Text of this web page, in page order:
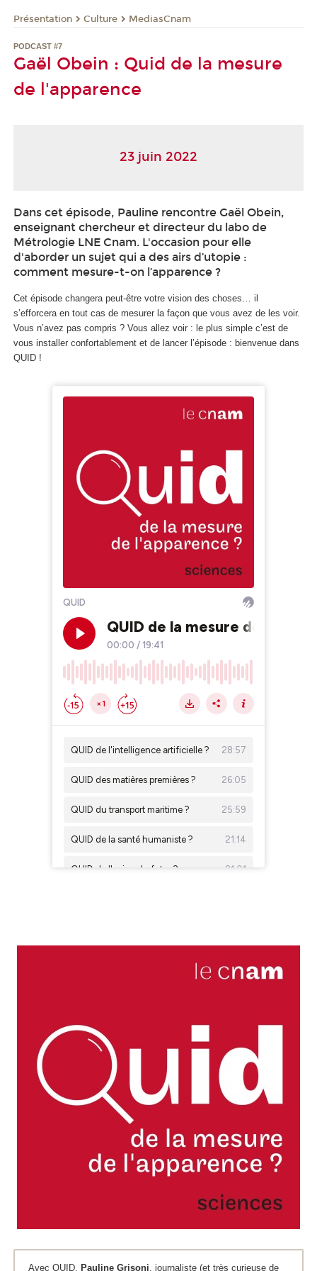
Présentation Culture MediasCnam
PODCAST #7
Gaël Obein : Quid de la mesure
de l'apparence
23 juin 2022
Dans cet épisode, Pauline rencontre Gaël Obein,
enseignant chercheur et directeur du labo de
Métrologie LNE Cnam. L'occasion pour elle
d'aborder un sujet qui a des airs d’utopie :
comment mesure-t-on l’apparence ?
Cet épisode changera peut-être votre vision des choses… il
s’efforcera en tout cas de mesurer la façon que vous avez de les voir.
Vous n’avez pas compris ? Vous allez voir : le plus simple c’est de
vous installer confortablement et de lancer l’épisode : bienvenue dans
QUID !
Avec QUID, Pauline Grisoni, journaliste (et très curieuse de